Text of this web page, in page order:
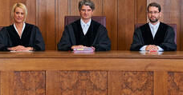
- 4 Ca 5270/26
- 5 Ca 5511/26